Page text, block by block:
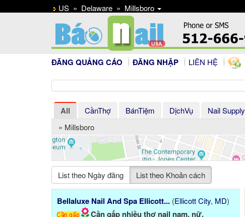
US » Delaware » Millsboro
ĐĂNG QUẢNG CÁO ĐĂNG NHẬP LIÊN HỆ
All CầnThợ BánTiệm DịchVụ Nail Supply
» Millsboro
List theo Ngày đăng List theo Khoản cách
Bellaluxe Nail And Spa Ellicott... (Ellicott City, MD)
Cần gấp nhiều thợ nail nam, nữ.